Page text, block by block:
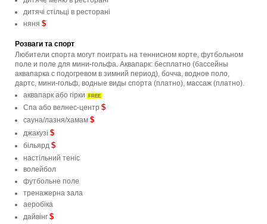
дитячі стільці в ресторані
няня $
Розваги та спорт
Любители спорта могут поиграть на теннисном корте, футбольном
поле и поле для мини-гольфа. Аквапарк: бесплатно (бассейны
аквапарка с подогревом в зимний период), бочча, водное поло,
дартс, мини-гольф, водные виды спорта (платно), массаж (платно).
аквапарк або гірки FREE
Спа або велнес-центр $
сауна/лазня/хамам $
джакузі $
більярд $
настільний теніс
волейбол
футбольне поле
тренажерна зала
аеробіка
дайвінг $